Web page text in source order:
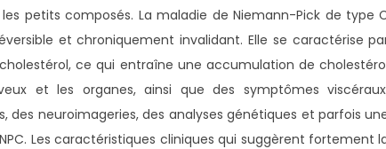
petits composés. La maladie de Niemann-Pick de type
et chroniquement invalidant. Elle se caractérise
ce qui entraîne une accumulation de
et les organes, ainsi que des symptômes
des neuroimageries, des analyses génétiques et parfois
Les caractéristiques cliniques qui suggèrent fortement